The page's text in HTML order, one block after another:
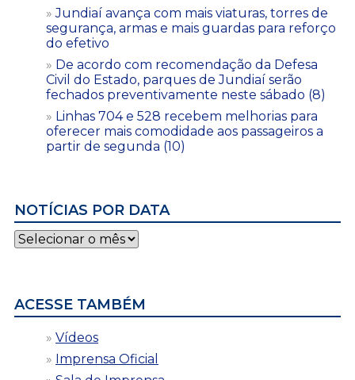
Jundiaí avança com mais viaturas, torres de
segurança, armas e mais guardas para reforço
do efetivo
De acordo com recomendação da Defesa
Civil do Estado, parques de Jundiaí serão
fechados preventivamente neste sábado (8)
Linhas 704 e 528 recebem melhorias para
oferecer mais comodidade aos passageiros a
partir de segunda (10)
NOTÍCIAS POR DATA
Notícias
por
ACESSE TAMBÉM
Vídeos
Imprensa Oficial